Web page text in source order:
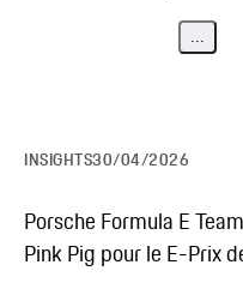
...
INSIGHTS30/04/2026
Porsche Formula E
Pink Pig pour le E-Prix